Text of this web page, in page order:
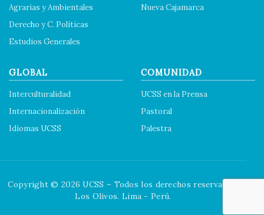
Agrarias y Ambientales
Derecho y C. Políticas
Estudios Generales
Nueva Cajamarca
GLOBAL
Interculturalidad
Internacionalización
Idiomas UCSS
COMUNIDAD
UCSS en la Prensa
Pastoral
Palestra
Copyright © 2026 UCSS – Todos los derechos reservados.
Los Olivos. Lima - Perú.